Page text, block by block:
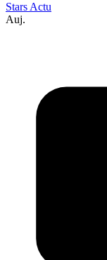
Stars Actu
Auj.